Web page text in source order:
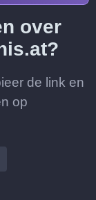
over
de link en
op